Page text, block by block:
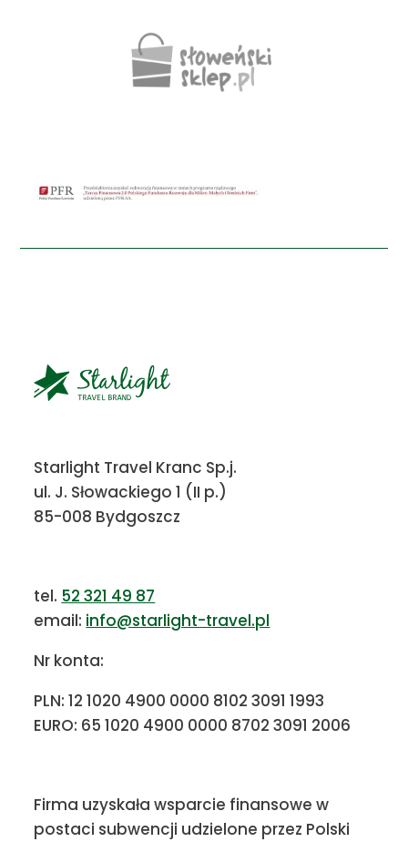
Starlight Travel Kranc Sp.j.
ul. J. Słowackiego 1 (II p.)
85-008 Bydgoszcz
tel. 52 321 49 87
email: info@starlight-travel.pl
Nr konta:
PLN: 12 1020 4900 0000 8102 3091 1993
EURO: 65 1020 4900 0000 8702 3091 2006
Firma uzyskała wsparcie finansowe w
postaci subwencji udzielone przez Polski